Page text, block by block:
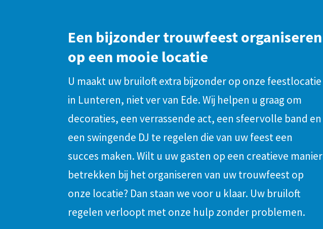
Een bijzonder trouwfeest organiseren
op een mooie locatie
U maakt uw bruiloft extra bijzonder op onze feestlocatie
in Lunteren, niet ver van Ede. Wij helpen u graag om
decoraties, een verrassende act, een sfeervolle band en
een swingende DJ te regelen die van uw feest een
succes maken. Wilt u uw gasten op een creatieve manier
betrekken bij het organiseren van uw trouwfeest op
onze locatie? Dan staan we voor u klaar. Uw bruiloft
regelen verloopt met onze hulp zonder problemen.